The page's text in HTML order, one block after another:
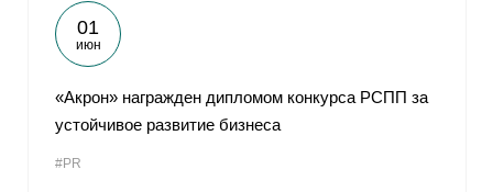
01
июн
«Акрон» награжден дипломом конкурса РСПП за
устойчивое развитие бизнеса
#PR